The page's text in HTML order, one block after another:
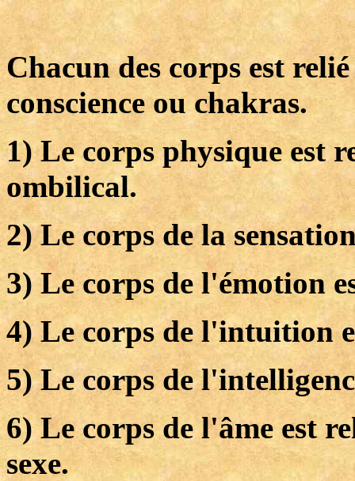
Chacun des corps est
conscience ou chakras.
1) Le corps physique est
ombilical.
2) Le corps de la
3) Le corps de l'émotion
4) Le corps de l'intuition
5) Le corps de
6) Le corps de l'âme est
sexe.